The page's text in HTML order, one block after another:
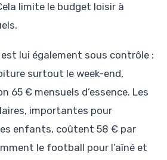
limite le budget loisir à
lui également sous contrôle :
surtout le week-end,
65 € mensuels d’essence. Les
importantes pour
enfants, coûtent 58 € par
le football pour l’aîné et